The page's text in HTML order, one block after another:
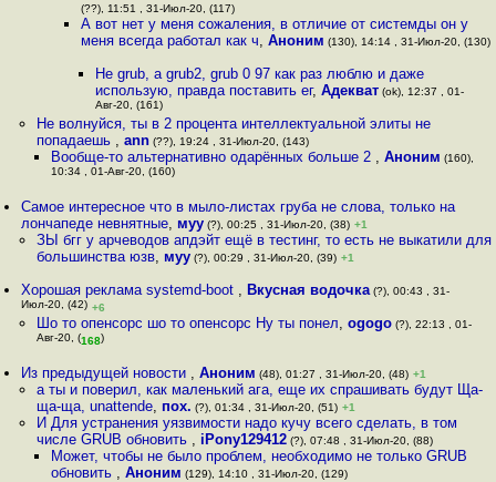
(??), 11:51 , 31-Июл-20, (117)
А вот нет у меня сожаления, в отличие от системды он у
меня всегда работал как ч, Аноним (130), 14:14 , 31-Июл-20, (130)
Не grub, а grub2, grub 0 97 как раз люблю и даже
использую, правда поставить ег, Адекват(ok), 12:37 , 01-
Авг-20, (161)
Не волнуйся, ты в 2 процента интеллектуальной элиты не
попадаешь , ann(??), 19:24 , 31-Июл-20, (143)
Вообще-то альтернативно одарённых больше 2 , Аноним (160),
10:34 , 01-Авг-20, (160)
Самое интересное что в мыло-листах груба не слова, только на
лончапеде невнятные, муу (?), 00:25 , 31-Июл-20, (38) +1
ЗЫ бгг у арчеводов апдэйт ещё в тестинг, то есть не выкатили для
большинства юзв, муу(?), 00:29 , 31-Июл-20, (39) +1
Хорошая реклама systemd-boot , Вкусная водочка (?), 00:43 , 31-
Июл-20, (42) +6
Шо то опенсорс шо то опенсорс Ну ты понел, ogogo(?), 22:13 , 01-
Авг-20, (168)
Из предыдущей новости ,Аноним (48), 01:27 , 31-Июл-20, (48) +1
а ты и поверил, как маленький ага, еще их спрашивать будут Ща-
ща-ща, unattende, пох. (?), 01:34 , 31-Июл-20, (51) +1
И Для устранения уязвимости надо кучу всего сделать, в том
числе GRUB обновить , iPony129412(?), 07:48 , 31-Июл-20, (88)
Может, чтобы не было проблем, необходимо не только GRUB
обновить , Аноним (129), 14:10 , 31-Июл-20, (129)